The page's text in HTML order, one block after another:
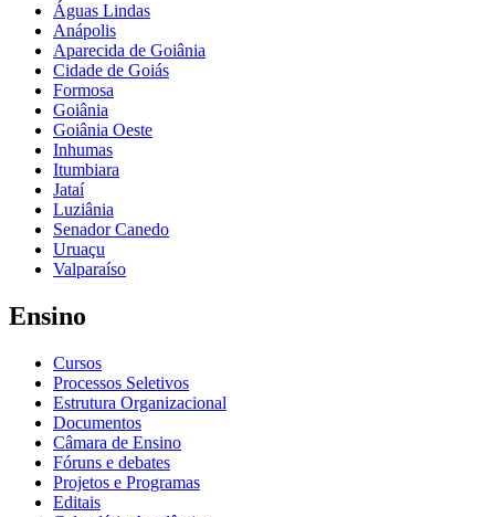
Águas Lindas
Anápolis
Aparecida de Goiânia
Cidade de Goiás
Formosa
Goiânia
Goiânia Oeste
Inhumas
Itumbiara
Jataí
Luziânia
Senador Canedo
Uruaçu
Valparaíso
Ensino
Cursos
Processos Seletivos
Estrutura Organizacional
Documentos
Câmara de Ensino
Fóruns e debates
Projetos e Programas
Editais